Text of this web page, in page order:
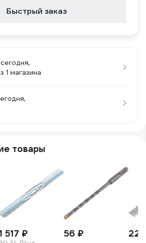
Быстрый заказ
сегодня,
1 магазина
товары
517 ₽ 56 ₽ 22